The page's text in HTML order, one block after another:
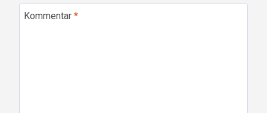
Kommentar *